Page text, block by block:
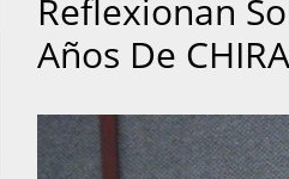
Reflexionan
Años De